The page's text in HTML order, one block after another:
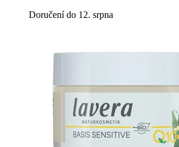
Doručení do 12. srpna